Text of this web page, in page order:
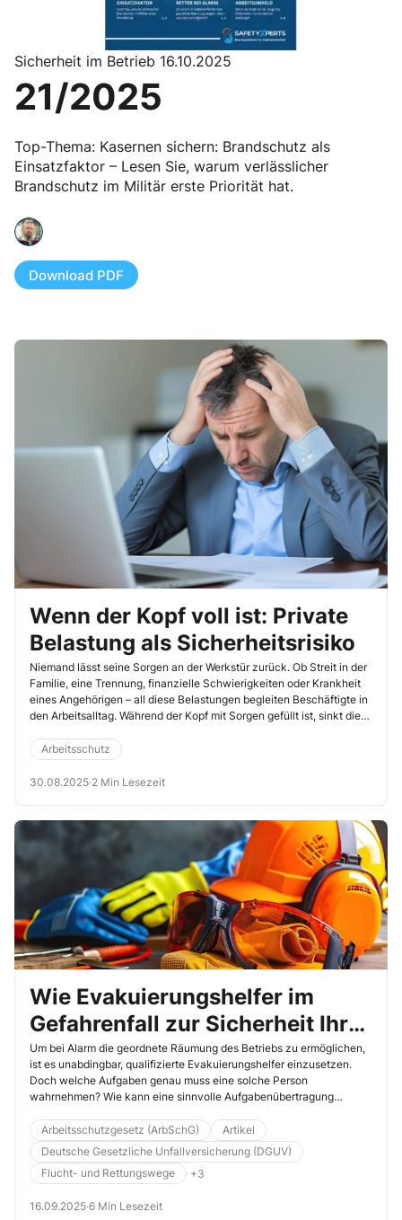
Sicherheit im Betrieb 16.10.2025
21/2025
Top-Thema: Kasernen sichern: Brandschutz als
Einsatzfaktor – Lesen Sie, warum verlässlicher
Brandschutz im Militär erste Priorität hat.
Download PDF
Wenn der Kopf voll ist: Private
Belastung als Sicherheitsrisiko
Niemand lässt seine Sorgen an der Werkstür zurück. Ob Streit in der
Familie, eine Trennung, finanzielle Schwierigkeiten oder Krankheit
eines Angehörigen – all diese Belastungen begleiten Beschäftigte in
den Arbeitsalltag. Während der Kopf mit Sorgen gefüllt ist, sinkt die
häufen sich.
Arbeitsschutz
30.08.2025·2 Min Lesezeit
Wie Evakuierungshelfer im
Gefahrenfall zur Sicherheit Ihrer
Kollegen beitragen
Um bei Alarm die geordnete Räumung des Betriebs zu ermöglichen,
ist es unabdingbar, qualifizierte Evakuierungshelfer einzusetzen.
Doch welche Aufgaben genau muss eine solche Person
wahrnehmen? Wie kann eine sinnvolle Aufgabenübertragung
Evakuierung zu vermeiden? Antworten auf diese und weitere Fragen
rund um das Thema Evakuierung liefert Ihnen dieser Beitrag.
Arbeitsschutzgesetz (ArbSchG)
Artikel
Deutsche Gesetzliche Unfallversicherung (DGUV)
Flucht- und Rettungswege
+3
16.09.2025·6 Min Lesezeit